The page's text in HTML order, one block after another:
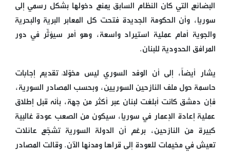
البضائع التي كان النظام السابق يمنع دخولها بشكل رسمي إلى
سوريا، وأن الحكومة الجديدة فتحت كل المعابر البرية والبحرية
والجوية أمام عملية استيراد واسعة، وهو أمر سيؤثّر في دور
المرافق الحدودية للبنان.
يشار أيضاً، إلى أن الوفد السوري ليس مخوّلاً تقديم إجابات
حاسمة حول ملف النازحين السوريين، وبحسب المصادر السورية،
فإن دمشق كانت أبلغت لبنان عبر أكثر من جهة، بأنه قبل إطلاق
عملية إعادة الإعمار في سوريا، سيكون من الصعب عودة غالبية
كبيرة من النازحين، برغم أن الدولة السورية تشجّع عائلات
تعيش في مخيمات للعودة إلى قراها ومدنها الآن. وقالت المصادر